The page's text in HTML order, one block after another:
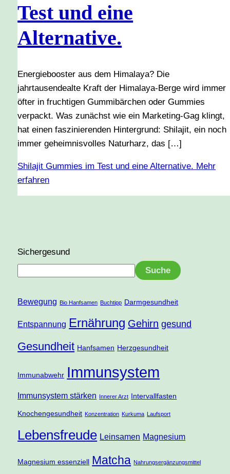
Test und eine
Alternative.
Energiebooster aus dem Himalaya? Die
jahrtausendealte Kraft der Himalaya-Berge wird immer
öfter in fruchtigen Gummibärchen oder Gummies
verpackt. Was zunächst wie ein Marketing-Gag klingt,
hat einen faszinierenden Hintergrund: Shilajit, ein noch
immer geheimnisvolles Naturharz, das […]
Shilajit Gummies im Test und eine Alternative. Mehr
erfahren
Sichergesund
Suche
Bewegung Bio Hanfsamen Buchtipp Darmgesundheit
Entspannung Ernährung Gehirn gesund
Gesundheit Hanfsamen Herzgesundheit
Immunabwehr Immunsystem
Immunsystem stärken Innerer Arzt Intervallfasten
Knochengesundheit Konzentration Kurkuma Laufsport
Lebensfreude Leinsamen Magnesium
Magnesium essenziell Matcha Nahrungsergänzungsmittel